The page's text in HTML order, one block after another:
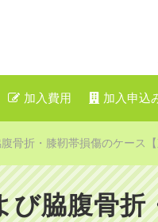
加入費用 加入申込
骨折・膝靭帯損傷のケース
脇腹骨折